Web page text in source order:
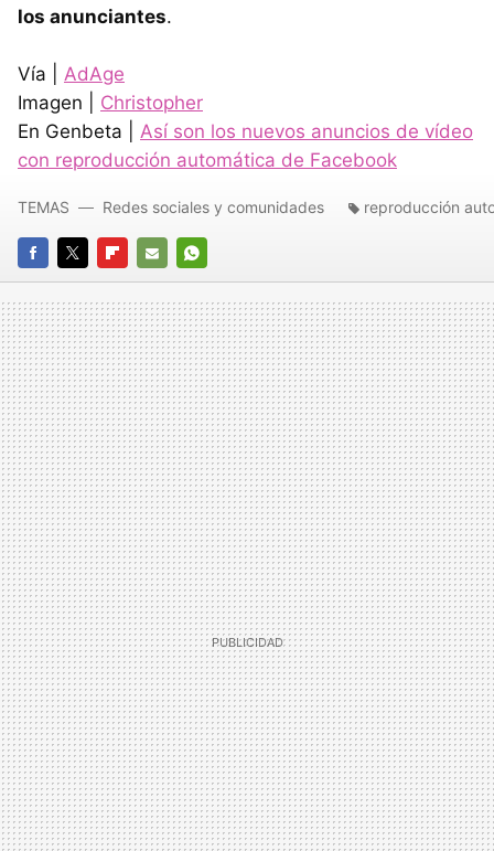
los anunciantes.
Vía | AdAge
Imagen | Christopher
En Genbeta | Así son los nuevos anuncios de vídeo
con reproducción automática de Facebook
FACEBOOK
TWITTERFLIPBOARD
E-
MAIL
WHATSAPP
TEMAS Redes sociales y comunidades reproducción